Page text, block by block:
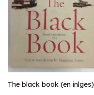
The black book (en inlges)